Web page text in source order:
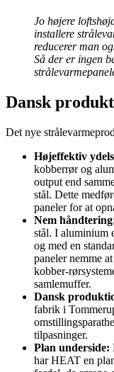
Jo højere
installere
reducerer man
Så der er ingen
Dansk
Det nye
Højeffektiv
kobberrør og
output end
stål. Dette
paneler for at
Nem
stål. I aluminium
og med en
paneler nemme
kobber-
samlemuffer.
Dansk
fabrik i
tilpasninger.
Plan underside:
har HEAT en